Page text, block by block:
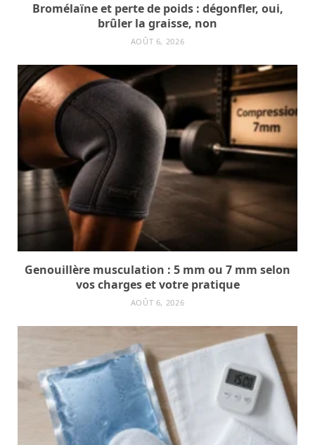
Bromélaïne et perte de poids : dégonfler, oui,
brûler la graisse, non
AOÛT 6, 2026
Genouillère musculation : 5 mm ou 7 mm selon
vos charges et votre pratique
AOÛT 6, 2026